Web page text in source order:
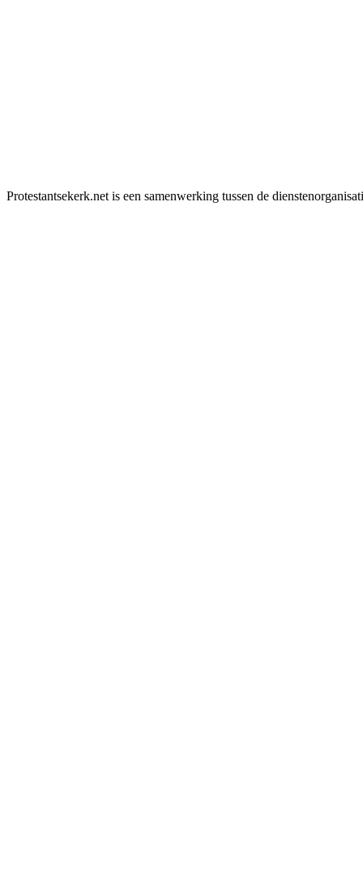
Protestantsekerk.net is een samenwerking tussen de